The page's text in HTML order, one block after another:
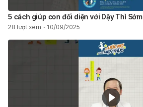
5 cách giúp con đối diện với Dậy Thì Sớm
28 lượt xem 10/09/2025